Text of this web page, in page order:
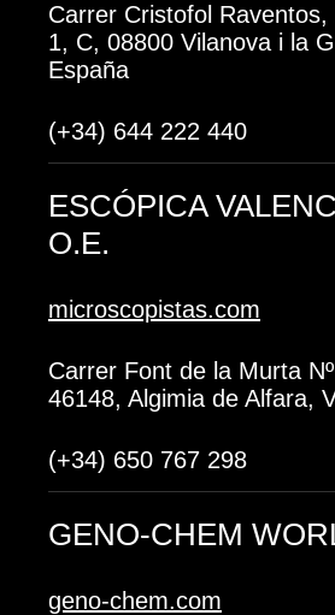
Carrer Cristofol Raventos,
1, C, 08800 Vilanova i la
España
(+34) 644 222 440
ESCÓPICA
O.E.
microscopistas.com
Carrer Font de la Murta
46148, Algimia de Alfara,
(+34) 650 767 298
GENO-CHEM
geno-chem.com